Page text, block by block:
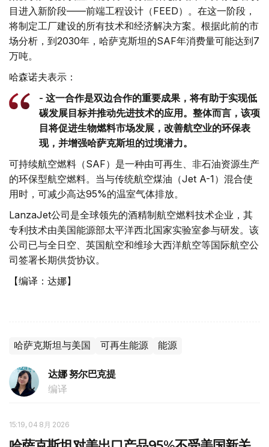
目进入新阶段——前端工程设计（FEED）。在这一阶段，
将制定工厂建设的所有技术和经济解决方案。根据此前的市
场分析，到2030年，哈萨克斯坦的SAF年消费量可能达到7
万吨。
哈森诺夫表示：
- 这一合作是双边合作的重要成果，将有助于实现低
碳发展目标并推动先进技术的应用。整体而言，该项
目将促进生物燃料市场发展，改善航空业的环保表
现，并增强哈萨克斯坦的过境潜力。
可持续航空燃料（SAF）是一种由可再生、非石油资源生产
的环保型航空燃料。当与传统航空煤油（Jet A-1）混合使
用时，可减少高达95%的温室气体排放。
LanzaJet公司是全球领先的酒精制航空燃料技术企业，其
专利技术由美国能源部太平洋西北国家实验室参与研发。该
公司已与全日空、英国航空和维珍大西洋航空等国际航空公
司签署长期供货协议。
【编译：达娜】
哈萨克斯坦与美国 可再生能源 能源
达娜 努尔巴克提
编译
15:19, 04 8月 2026